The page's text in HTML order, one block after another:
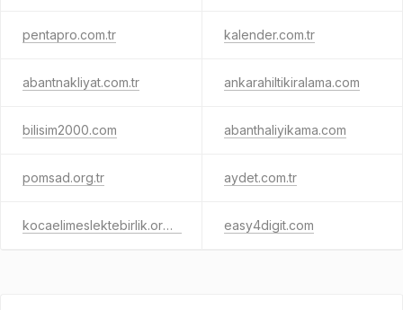
pentapro.com.tr kalender.com.tr
abantnakliyat.com.tr ankarahiltikiralama.com
bilisim2000.com abanthaliyikama.com
pomsad.org.tr aydet.com.tr
kocaelimeslektebirlik.org.tr easy4digit.com